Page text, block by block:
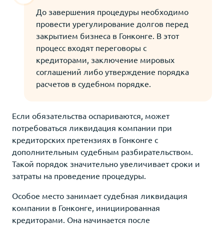
До завершения процедуры необходимо
провести урегулирование долгов перед
закрытием бизнеса в Гонконге. В этот
процесс входят переговоры с
кредиторами, заключение мировых
соглашений либо утверждение порядка
расчетов в судебном порядке.
Если обязательства оспариваются, может
потребоваться ликвидация компании при
кредиторских претензиях в Гонконге с
дополнительным судебным разбирательством.
Такой порядок значительно увеличивает сроки и
затраты на проведение процедуры.
Особое место занимает судебная ликвидация
компании в Гонконге, инициированная
кредиторами. Она начинается после